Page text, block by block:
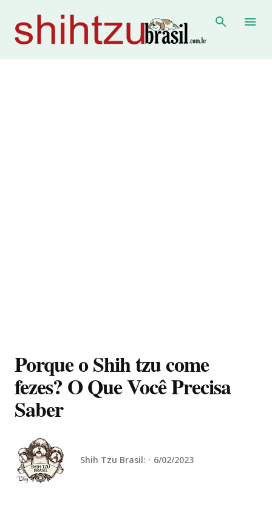
Pular para o conteúdo principal
Porque o Shih tzu come
fezes? O Que Você Precisa
Saber
Shih Tzu Brasil: 6/02/2023